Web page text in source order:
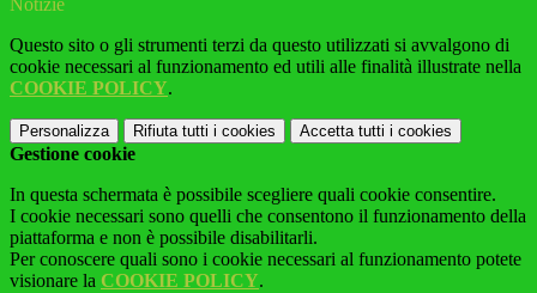
Notizie
Questo sito o gli strumenti terzi da questo utilizzati si avvalgono di
cookie necessari al funzionamento ed utili alle finalità illustrate nella
COOKIE POLICY.
Personalizza Rifiuta tutti i cookies Accetta tutti i cookies
Gestione cookie
In questa schermata è possibile scegliere quali cookie consentire.
I cookie necessari sono quelli che consentono il funzionamento della
piattaforma e non è possibile disabilitarli.
Per conoscere quali sono i cookie necessari al funzionamento potete
visionare la COOKIE POLICY.